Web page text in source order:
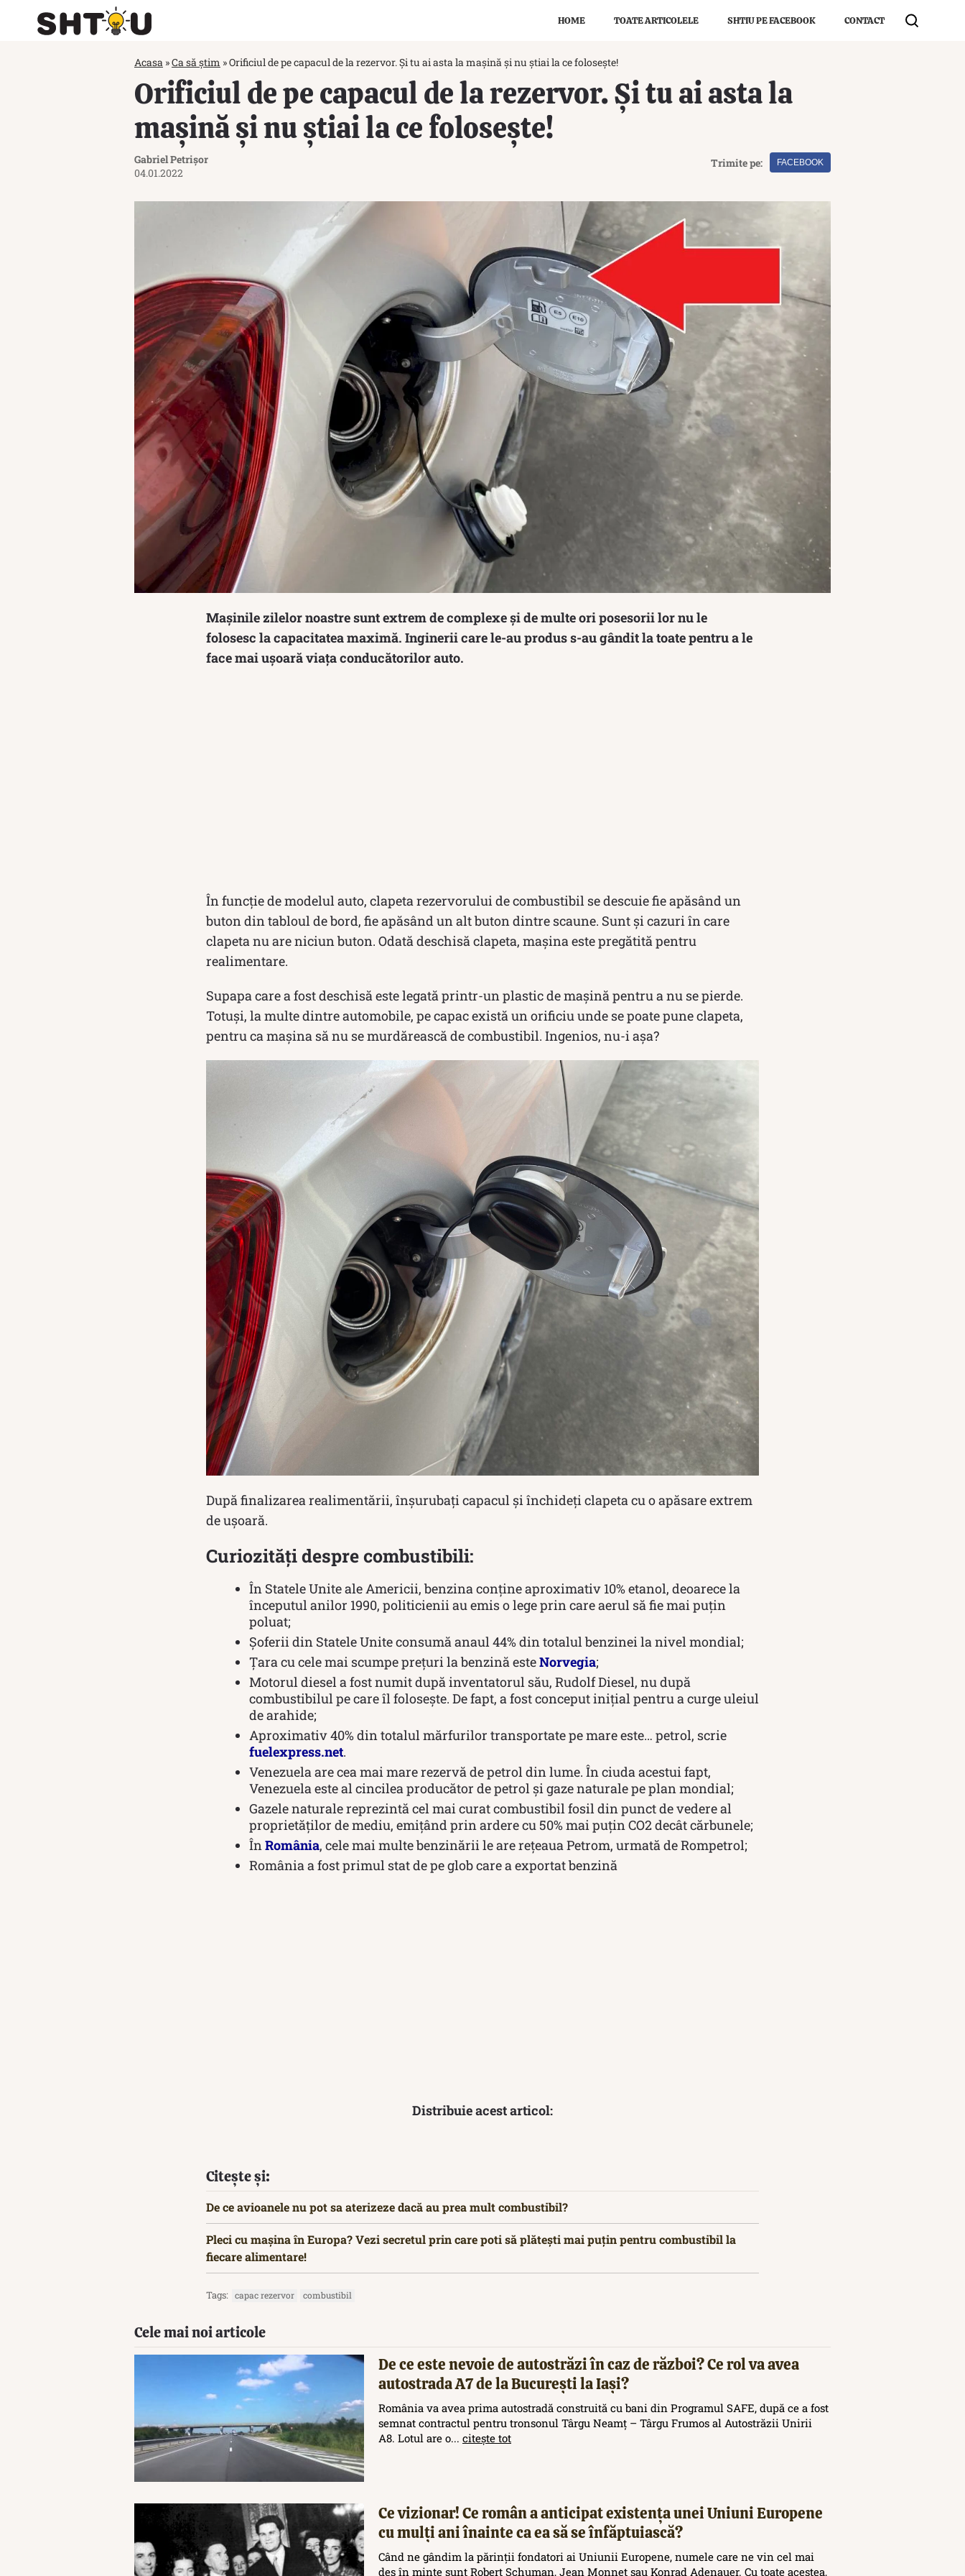
HOME TOATE ARTICOLELE SHTIU PE FACEBOOK CONTACT
Acasa »Ca să știm »Orificiul de pe capacul de la rezervor. Și tu ai asta la mașină și nu știai la ce folosește!
Orificiul de pe capacul de la rezervor. Și tu ai asta la
mașină și nu știai la ce folosește!
Gabriel Petrișor
04.01.2022
Trimite pe: FACEBOOK
Mașinile zilelor noastre sunt extrem de complexe și de multe ori posesorii lor nu le
folosesc la capacitatea maximă. Inginerii care le-au produs s-au gândit la toate pentru a le
face mai ușoară viața conducătorilor auto.
În funcție de modelul auto, clapeta rezervorului de combustibil se descuie fie apăsând un
buton din tabloul de bord, fie apăsând un alt buton dintre scaune. Sunt și cazuri în care
clapeta nu are niciun buton. Odată deschisă clapeta, mașina este pregătită pentru
realimentare.
Supapa care a fost deschisă este legată printr-un plastic de mașină pentru a nu se pierde.
Totuși, la multe dintre automobile, pe capac există un orificiu unde se poate pune clapeta,
pentru ca mașina să nu se murdărească de combustibil. Ingenios, nu-i așa?
După finalizarea realimentării, înșurubați capacul și închideți clapeta cu o apăsare extrem
de ușoară.
Curiozități despre combustibili:
În Statele Unite ale Americii, benzina conține aproximativ 10% etanol, deoarece la
începutul anilor 1990, politicienii au emis o lege prin care aerul să fie mai puțin
poluat;
Șoferii din Statele Unite consumă anaul 44% din totalul benzinei la nivel mondial;
Țara cu cele mai scumpe prețuri la benzină esteNorvegia;
Motorul diesel a fost numit după inventatorul său, Rudolf Diesel, nu după
combustibilul pe care îl folosește. De fapt, a fost conceput inițial pentru a curge uleiul
de arahide;
Aproximativ 40% din totalul mărfurilor transportate pe mare este… petrol, scrie
fuelexpress.net.
Venezuela are cea mai mare rezervă de petrol din lume. În ciuda acestui fapt,
Venezuela este al cincilea producător de petrol și gaze naturale pe plan mondial;
Gazele naturale reprezintă cel mai curat combustibil fosil din punct de vedere al
proprietăților de mediu, emiţând prin ardere cu 50% mai puţin CO2 decât cărbunele;
În România, cele mai multe benzinării le are rețeaua Petrom, urmată de Rompetrol;
România a fost primul stat de pe glob care a exportat benzină
Distribuie acest articol:
Citește și:
De ce avioanele nu pot sa aterizeze dacă au prea mult combustibil?
Pleci cu mașina în Europa? Vezi secretul prin care poti să plătești mai puțin pentru combustibil la
fiecare alimentare!
Tags: capac rezervor combustibil
Cele mai noi articole
De ce este nevoie de autostrăzi în caz de război? Ce rol va avea
autostrada A7 de la București la Iași?
România va avea prima autostradă construită cu bani din Programul SAFE, după ce a fost
semnat contractul pentru tronsonul Târgu Neamț – Târgu Frumos al Autostrăzii Unirii
A8. Lotul are o... citește tot
Ce vizionar! Ce român a anticipat existența unei Uniuni Europene
cu mulți ani înainte ca ea să se înfăptuiască?
Când ne gândim la părinții fondatori ai Uniunii Europene, numele care ne vin cel mai
des în minte sunt Robert Schuman, Jean Monnet sau Konrad Adenauer. Cu toate acestea,